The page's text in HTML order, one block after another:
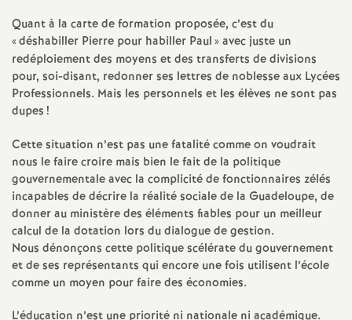
e
S
e
c
o
n
d
Quant à la carte de formation proposée, c’est du
«déshabiller Pierre pour habiller Paul» avec juste un
redéploiement des moyens et des transferts de divisions
pour, soi-disant, redonner ses lettres de noblesse aux Lycées
Professionnels. Mais les personnels et les élèves ne sont pas
dupes !
Cette situation n’est pas une fatalité comme on voudrait
nous le faire croire mais bien le fait de la politique
gouvernementale avec la complicité de fonctionnaires zélés
incapables de décrire la réalité sociale de la Guadeloupe, de
donner au ministère des éléments fiables pour un meilleur
calcul de la dotation lors du dialogue de gestion.
Nous dénonçons cette politique scélérate du gouvernement
et de ses représentants qui encore une fois utilisent l’école
comme un moyen pour faire des économies.
L’éducation n’est une priorité ni nationale ni académique.